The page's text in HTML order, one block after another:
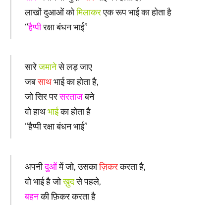
लाखों दुआओं कोमिलाकरएक रूप भाई का होता है
“हैप्पीरक्षा बंधन भाई”
सारेजमानेसे लड़ जाए
जबसाथभाई का होता है,
जो सिर परसरताजबने
वो हाथभाईका होता है
“हैप्पी रक्षा बंधन भाई”
अपनीदुओंमें जो, उसकाज़िकरकरता है,
वो भाई है जोख़ुदसे पहले,
बहनकी फ़िकर करता है